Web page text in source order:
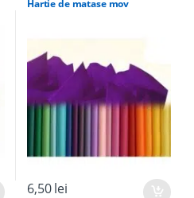
Iuta pentru nunta
Hartie de matase mov
6,50lei